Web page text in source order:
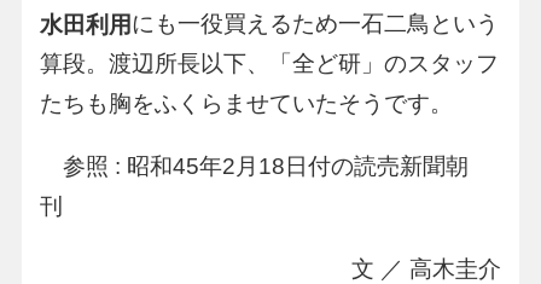
水田利用にも一役買えるため一石二鳥という
算段。渡辺所長以下、「全ど研」のスタッフ
たちも胸をふくらませていたそうです。
参照 : 昭和45年2月18日付の読売新聞朝
刊
文 ／ 高木圭介